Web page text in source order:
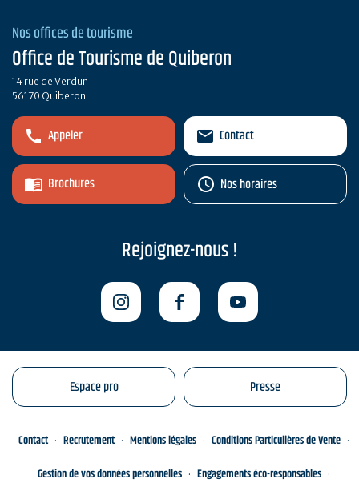
Nos offices de tourisme
Office de Tourisme de Quiberon
14 rue de Verdun
56170 Quiberon
Appeler
Brochures
Contact
Nos horaires
Rejoignez-nous !
Espace pro Presse
Contact Recrutement Mentions légales
Conditions Particulières de Vente
Gestion de vos données personnelles
Engagements éco-responsables